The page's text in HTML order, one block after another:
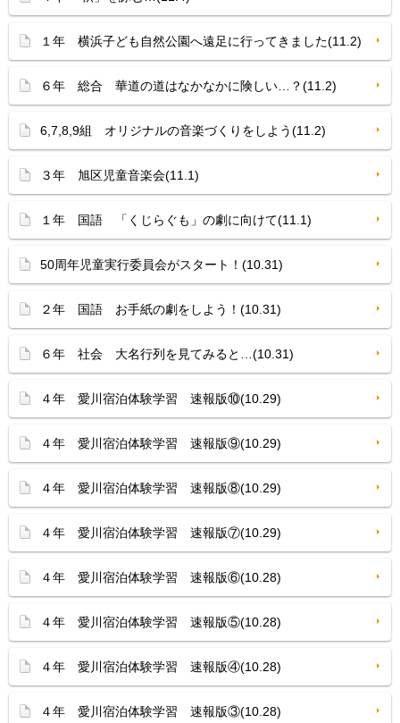
１年 横浜子ども自然公園へ遠足に行ってきました(11.2)
６年 総合 華道の道はなかなかに険しい…？(11.2)
6,7,8,9組 オリジナルの音楽づくりをしよう(11.2)
３年 旭区児童音楽会(11.1)
１年 国語 「くじらぐも」の劇に向けて(11.1)
50周年児童実行委員会がスタート！(10.31)
２年 国語 お手紙の劇をしよう！(10.31)
６年 社会 大名行列を見てみると…(10.31)
４年 愛川宿泊体験学習 速報版⑩(10.29)
４年 愛川宿泊体験学習 速報版⑨(10.29)
４年 愛川宿泊体験学習 速報版⑧(10.29)
４年 愛川宿泊体験学習 速報版⑦(10.29)
４年 愛川宿泊体験学習 速報版⑥(10.28)
４年 愛川宿泊体験学習 速報版⑤(10.28)
４年 愛川宿泊体験学習 速報版④(10.28)
４年 愛川宿泊体験学習 速報版③(10.28)